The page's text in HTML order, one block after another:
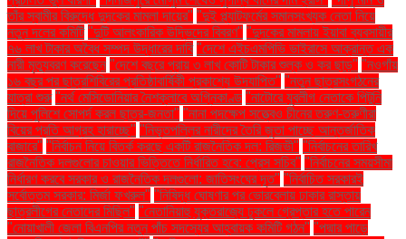
তাঁর স্বামীর বিরুদ্ধে দুদকের মামলা দায়ের" "দুই প্ল্যাটফর্মের সমানসংখ্যক নেতা নিয়ে
নতুন দলের কমিটি "দুটি আলংকারিক উদ্ভিদের বিবরণ" "দুদকের মামলায় ইয়াবা ব্যবসায়ীর
৭৬ লাখ টাকার অবৈধ সম্পদ উদ্ধারের দাবি "দেশে এইচএমপিভি ভাইরাসে আক্রান্ত এক
নারী মৃত্যুবরণ করেছেন "দেশে বছরে প্রায় ৩ লাখ কোটি টাকার শুল্ক ও কর ছাড়" "নওগাঁয়
১৬ বছর পর ছাত্রশিবিরের প্রতিষ্ঠাবার্ষিকী প্রকাশ্যে উদযাপিত" "নতুন ছাত্রসংগঠনের
যাত্রা শুরু "নর্থ মেসিডোনিয়ার নৈশক্লাবে অগ্নিকাণ্ড "নাটোরে যুবলীগ নেতাকে পিটুনি
দিয়ে পুলিশে সোপর্দ করল ছাত্র-জনতা" "নানা পদক্ষেপ সত্ত্বেও চীনের তরুণ-তরুণীরা
বিয়ের প্রতি আগ্রহ হারাচ্ছে" "নিভৃতপল্লির নারীদের তৈরি জুতা পাচ্ছে আন্তর্জাতিক
বাজারে" "নির্বাচন নিয়ে বিতর্ক করছে একটি রাজনৈতিক দল: রিজভী" "নির্বাচনের তারিখ
রাজনৈতিক দলগুলোর চাওয়ার ভিত্তিতে নির্ধারিত হবে: প্রেস সচিব" "নির্বাচনের সময়সীমা
নির্ধারণ করবে সরকার ও রাজনৈতিক দলগুলো: জাতিসংঘের দূত" "নির্বাচিত সরকারই
সর্বোত্তম সরকার: মির্জা ফখরুল" "নিষিদ্ধ ঘোষণার পর ভোরবেলায় ঢাকার রাস্তায়
ছাত্রলীগের নেতাদের মিছিল" "নেতানিয়াহু যুক্তরাজ্যে ঢুকলে গ্রেপ্তার হতে পারেন
"নোয়াখালী জেলা বিএনপির নতুন পাঁচ সদস্যের আহ্বায়ক কমিটি গঠন" "পদ্মার পাড়ে